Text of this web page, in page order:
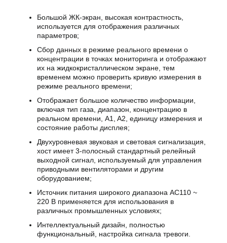
Большой ЖК-экран, высокая контрастность,
используется для отображения различных
параметров;
Сбор данных в режиме реального времени о
концентрации в точках мониторинга и отображают
их на жидкокристаллическом экране, тем
временем можно проверить кривую измерения в
режиме реального времени;
Отображает большое количество информации,
включая тип газа, диапазон, концентрацию в
реальном времени, A1, A2, единицу измерения и
состояние работы дисплея;
Двухуровневая звуковая и световая сигнализация,
хост имеет 3-полосный стандартный релейный
выходной сигнал, используемый для управления
приводными вентиляторами и другим
оборудованием;
Источник питания широкого диапазона AC110 ~
220 В применяется для использования в
различных промышленных условиях;
Интеллектуальный дизайн, полностью
функциональный, настройка сигнала тревоги.